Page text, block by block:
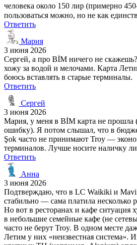
человека около 150 лир (примерно
пользоваться можно, но не как
Ответить
Мария
3 июня 2026
Сергей, а про BİM ничего не
хожу за водой и мелочами. Карта
боюсь вставлять в старые терминалы.
Ответить
Сергей
3 июня 2026
Мария, у меня в BİM карта не прошла
ошибку). Я потом слышал, что в
Şok часто не принимают Troy —
терминалов. Лучше носите наличку
Ответить
Анна
3 июня 2026
Подтверждаю, что в LC Waikiki и Mavi
стабильно — сама платила несколько
Но вот в ресторанах и кафе ситуация
в небольшие семейные кафе (не
часто не берут Troy. В одном месте
Летим у них «неизвестная система».